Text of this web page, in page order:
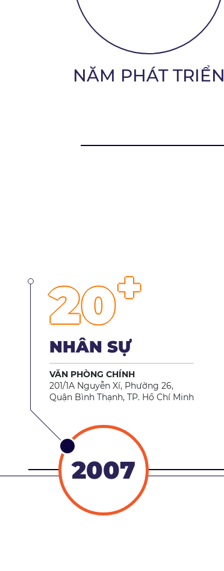
NĂM PHÁT TRIỂN
20+
NHÂN SỰ
VĂN PHÒNG CHÍNH
201/1A Nguyễn Xí, Phường 26,
Quận Bình Thạnh, TP. Hồ Chí Minh
2007